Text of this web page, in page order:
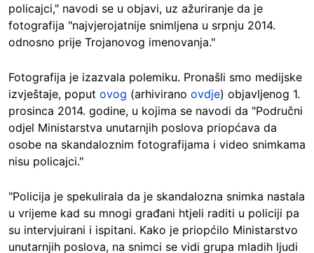
policajci," navodi se u objavi, uz ažuriranje da je
fotografija "najvjerojatnije snimljena u srpnju 2014.
odnosno prije Trojanovog imenovanja."
Fotografija je izazvala polemiku. Pronašli smo medijske
izvještaje, poput ovog (arhivirano ovdje) objavljenog 1.
prosinca 2014. godine, u kojima se navodi da "Područni
odjel Ministarstva unutarnjih poslova priopćava da
osobe na skandaloznim fotografijama i video snimkama
nisu policajci."
"Policija je spekulirala da je skandalozna snimka nastala
u vrijeme kad su mnogi građani htjeli raditi u policiji pa
su intervjuirani i ispitani. Kako je priopćilo Ministarstvo
unutarnjih poslova, na snimci se vidi grupa mladih ljudi